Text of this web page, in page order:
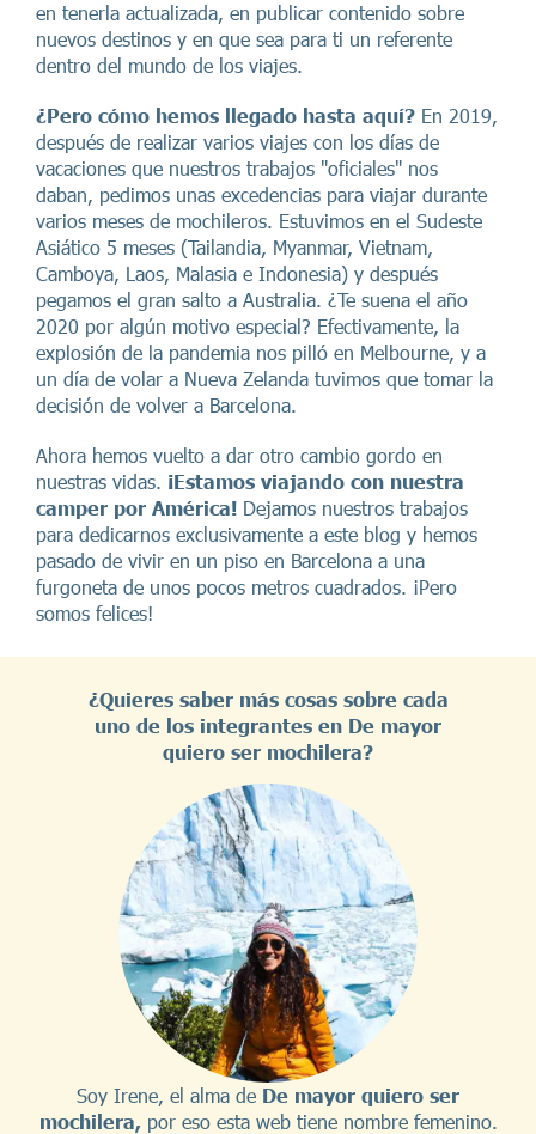
en tenerla actualizada, en publicar contenido sobre
nuevos destinos y en que sea para ti un referente
dentro del mundo de los viajes.
¿Pero cómo hemos llegado hasta aquí? En 2019,
después de realizar varios viajes con los días de
vacaciones que nuestros trabajos "oficiales" nos
daban, pedimos unas excedencias para viajar durante
varios meses de mochileros. Estuvimos en el Sudeste
Asiático 5 meses (Tailandia, Myanmar, Vietnam,
Camboya, Laos, Malasia e Indonesia) y después
pegamos el gran salto a Australia. ¿Te suena el año
2020 por algún motivo especial? Efectivamente, la
explosión de la pandemia nos pilló en Melbourne, y a
un día de volar a Nueva Zelanda tuvimos que tomar la
decisión de volver a Barcelona.
Ahora hemos vuelto a dar otro cambio gordo en
nuestras vidas. ¡Estamos viajando con nuestra
camper por América! Dejamos nuestros trabajos
para dedicarnos exclusivamente a este blog y hemos
pasado de vivir en un piso en Barcelona a una
furgoneta de unos pocos metros cuadrados. ¡Pero
somos felices!
¿Quieres saber más cosas sobre cada
uno de los integrantes en De mayor
quiero ser mochilera?
Soy Irene, el alma de De mayor quiero ser
mochilera,por eso esta web tiene nombre femenino.